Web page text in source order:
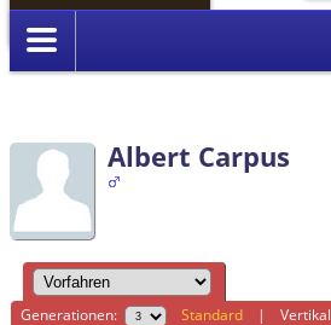
Anmelden
Albert Carpus
Generationen: Standard |Vertikal